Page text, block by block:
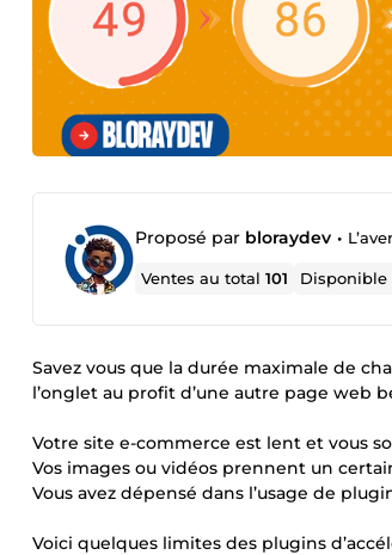
Proposé par bloraydev •
Ventes au total101
Savez vous que la durée maximale de
l’onglet au profit d’une autre page web
Votre site e-commerce est lent et vous
Vos images ou vidéos prennent un
Vous avez dépensé dans l’usage de
Voici quelques limites des plugins